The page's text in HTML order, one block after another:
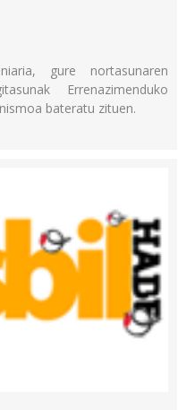
gure nortasunaren
Errenazimenduko
bateratu zituen.